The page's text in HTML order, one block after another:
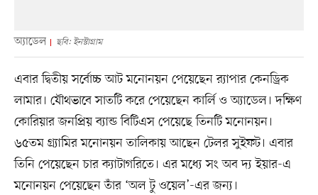
অ্যাডেল ছবি: ইনস্টাগ্রাম
এবার দ্বিতীয় সর্বোচ্চ আট মনোনয়ন পেয়েছেন র‌্যাপার কেনড্রিক
লামার। যৌথভাবে সাতটি করে পেয়েছেন কার্লি ও অ্যাডেল। দক্ষিণ
কোরিয়ার জনপ্রিয় ব্যান্ড বিটিএস পেয়েছে তিনটি মনোনয়ন।
৬৫তম গ্র্যামির মনোনয়ন তালিকায় আছেন টেলর সুইফট। এবার
তিনি পেয়েছেন চার ক্যাটাগরিতে। এর মধ্যে সং অব দ্য ইয়ার-এ
মনোনয়ন পেয়েছেন তাঁর ‘অল টু ওয়েল’-এর জন্য।